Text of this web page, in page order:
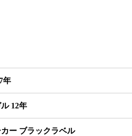
年
12年
ー ブラックラベル